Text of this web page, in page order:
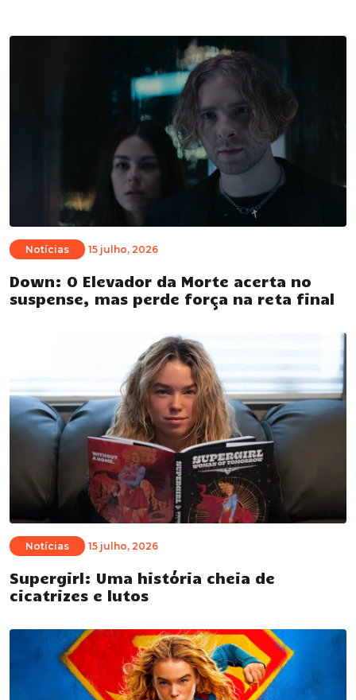
Notícias 15 julho, 2026
Down: O Elevador da Morte acerta no
suspense, mas perde força na reta final
Notícias 15 julho, 2026
Supergirl: Uma história cheia de
cicatrizes e lutos